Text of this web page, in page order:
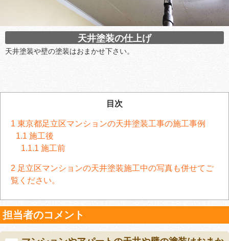
天井塗装の仕上げ
天井塗装や壁の塗装はおまかせ下さい。
目次
1 東京都足立区マンションの天井塗装工事の施工事例
1.1 施工後
1.1.1 施工前
2 足立区マンションの天井塗装施工中の写真も併せてご
覧ください。
担当者のコメント